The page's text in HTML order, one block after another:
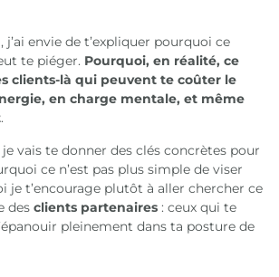
j’ai envie de t’expliquer pourquoi ce
te piéger. Pourquoi, en réalité, ce
clients-là qui peuvent te coûter le
en charge mentale, et même
.
vais te donner des clés concrètes pour
ce n’est pas plus simple de viser
je t’encourage plutôt à aller chercher ce
desclients partenaires : ceux qui te
pleinement dans ta posture de